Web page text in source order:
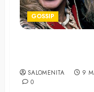
GOSSIP
SALOMENITA
9
0